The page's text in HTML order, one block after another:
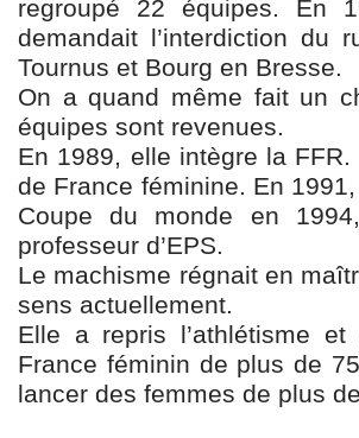
regroupé 22 équipes. En
demandait l’interdiction du
Tournus et Bourg en Bresse.
On a quand même fait un
équipes sont revenues.
En 1989, elle intègre la
de France féminine. En
Coupe du monde en
professeur d’EPS.
Le machisme régnait en
sens actuellement.
Elle a repris l’athlétisme
France féminin de plus de
lancer des femmes de plus